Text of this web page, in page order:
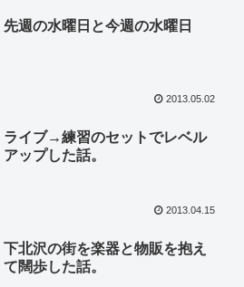
先週の水曜日と今週の水曜日
2013.05.02
ライブ→練習のセットでレベル
アップした話。
2013.04.15
下北沢の街を楽器と物販を抱え
て闊歩した話。